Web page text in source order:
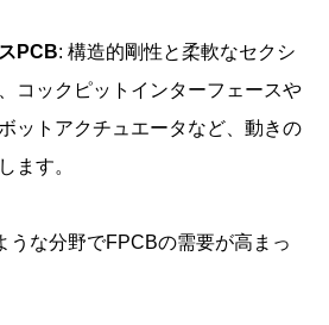
PCB: 構造的剛性と柔軟なセクシ
コックピットインターフェースや
ットアクチュエータなど、動きの
ます。
うな分野でFPCBの需要が高まっ